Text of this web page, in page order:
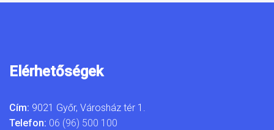
Elérhetőségek
Cím: 9021 Győr, Városház tér 1.
Telefon: 06 (96) 500 100